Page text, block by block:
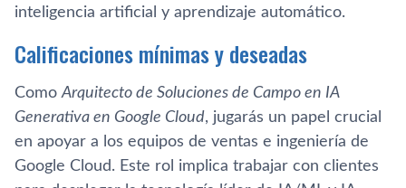
inteligencia artificial y aprendizaje automático.
Calificaciones mínimas y deseadas
ComoArquitecto de Soluciones de Campo en IA
Generativa en Google Cloud, jugarás un papel crucial
en apoyar a los equipos de ventas e ingeniería de
Google Cloud. Este rol implica trabajar con clientes